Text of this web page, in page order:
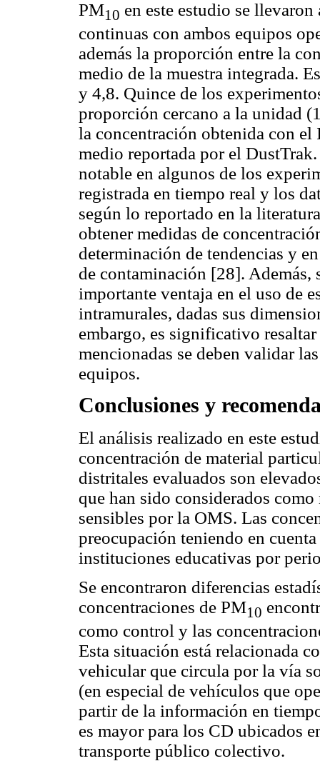
PM10 en este estudio se
continuas con ambos equipos
además la proporción entre la
medio de la muestra integrada.
y 4,8. Quince de los
proporción cercano a la unidad
la concentración obtenida con
medio reportada por el
notable en algunos de los
registrada en tiempo real y los
según lo reportado en la
obtener medidas de
determinación de tendencias y
de contaminación [28]. Además,
importante ventaja en el uso de
intramurales, dadas sus
embargo, es significativo
mencionadas se deben validar
equipos.
Conclusiones y
El análisis realizado en este
concentración de material
distritales evaluados son
que han sido considerados
sensibles por la OMS. Las
preocupación teniendo en
instituciones educativas por
Se encontraron diferencias
concentraciones de PM10
como control y las
Esta situación está relacionada
vehicular que circula por la vía
(en especial de vehículos que
partir de la información en
es mayor para los CD ubicados
transporte público colectivo.